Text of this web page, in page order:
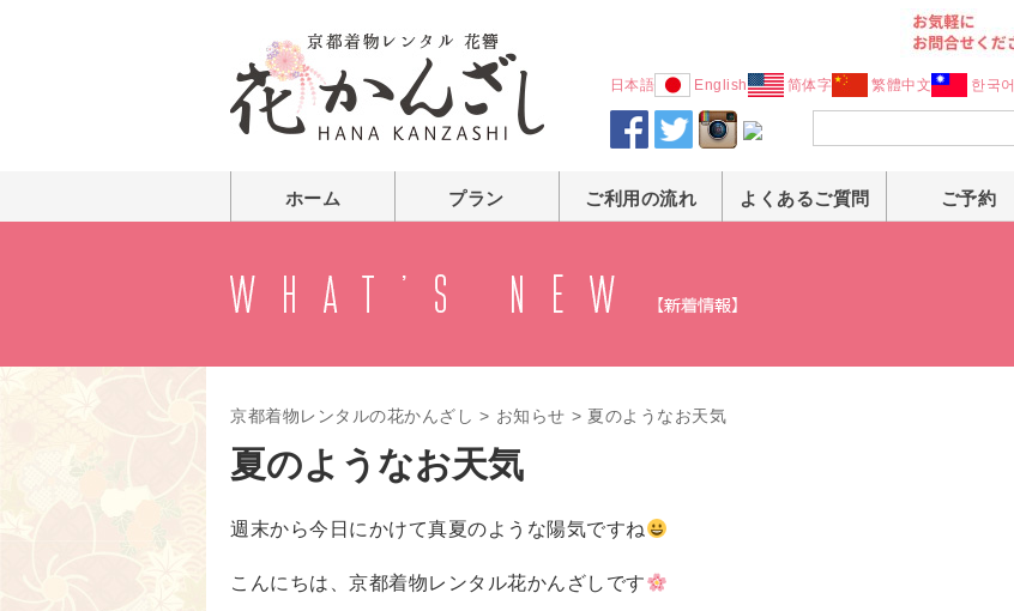
日本語 English 简体字 繁體中文 한국어
ホーム プラン ご利用の流れ よくあるご質問 ご予約
京都着物レンタルの花かんざし > お知らせ > 夏のようなお天気
夏のようなお天気
週末から今日にかけて真夏のような陽気ですね
こんにちは、京都着物レンタル花かんざしです